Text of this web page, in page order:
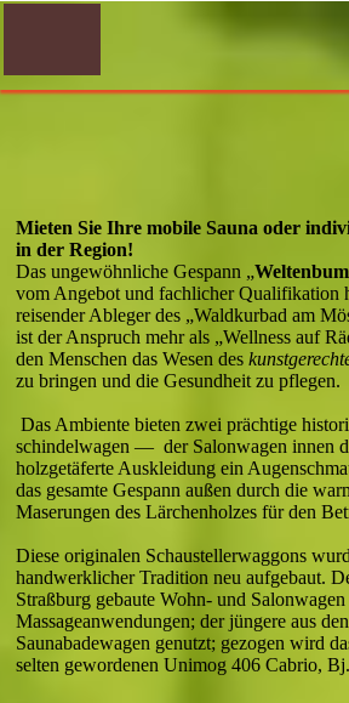
Mieten Sie Ihre mobile Sauna oder
in der Region!
Das ungewöhnliche Gespann „
vom Angebot und fachlicher Qualifikation
reisen­der Ableger des „Waldkurbad am
ist der Anspruch mehr als „Wellness auf
den Menschen das Wesen des
zu bringen und die Gesundheit zu pflegen.
Das Ambiente bieten zwei prächtige
schindelwagen — der Salonwagen innen
holzgetäferte Auskleidung ein
das gesamte Gespann außen durch die
Maserungen des Lärchenholzes für den
Diese originalen Schaustellerwaggons
handwerklicher Tradition neu aufgebaut.
Straßburg gebaute Wohn- und
Massageanwendungen; der jüngere aus
Saunabadewagen genutzt; gezogen wird
selten gewordenen Unimog 406 Cabrio,